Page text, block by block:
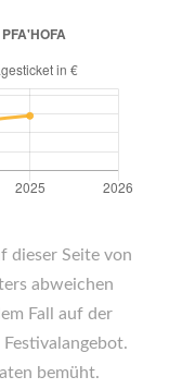
dieser Seite von
abweichen
Fall auf der
bemüht.